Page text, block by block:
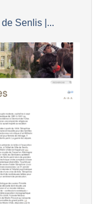
Senlis |...